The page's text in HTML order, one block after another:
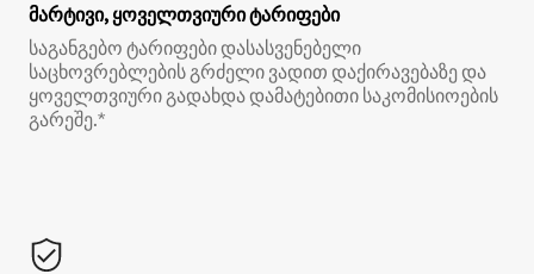
მარტივი, ყოველთვიური ტარიფები
საგანგებო ტარიფები დასასვენებელი
საცხოვრებლების გრძელი ვადით დაქირავებაზე და
ყოველთვიური გადახდა დამატებითი საკომისიოების
გარეშე.*